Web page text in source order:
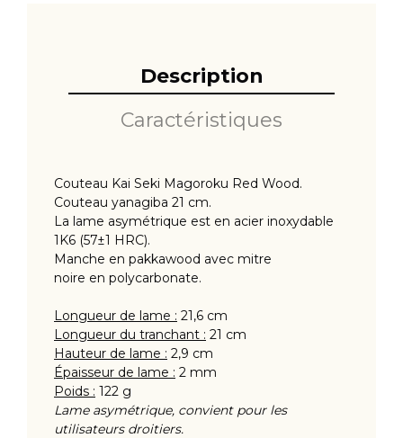
Description
Caractéristiques
Couteau Kai Seki Magoroku Red Wood.
Couteau yanagiba 21 cm.
La lame asymétrique est en acier inoxydable
1K6 (57±1 HRC).
Manche en pakkawood avec mitre
noire en polycarbonate.
Longueur de lame : 21,6 cm
Longueur du tranchant : 21 cm
Hauteur de lame : 2,9 cm
Épaisseur de lame : 2 mm
Poids : 122 g
Lame asymétrique, convient pour les
utilisateurs droitiers.